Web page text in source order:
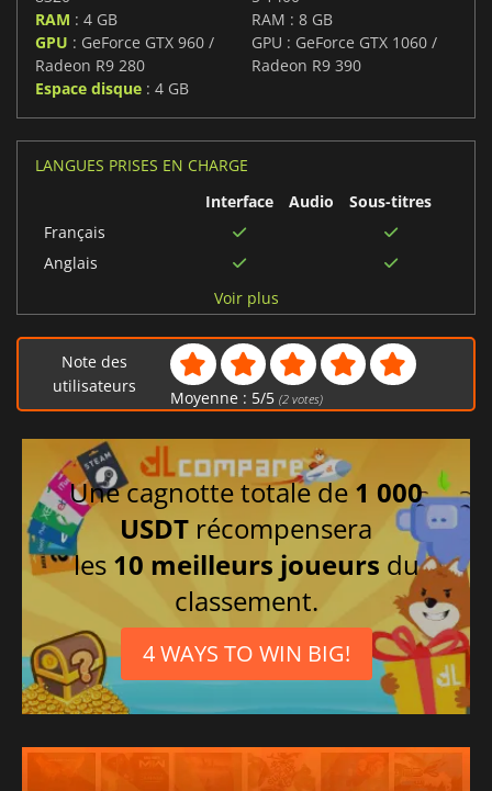
RAM : 4 GB
GPU : GeForce GTX 960 /
Radeon R9 280
Espace disque : 4 GB
RAM : 8 GB
GPU : GeForce GTX 1060 /
Radeon R9 390
LANGUES PRISES EN CHARGE
Interface
Audio
Sous-titres
Français
Anglais
Portugais brésilien
Thaïlandais
Vietnamien
Coréen
Portugais
Turc
Polonais
Allemand
Russe
Chinois simplifié
Japonais
Voir plus
Note des
utilisateurs
Moyenne : 5/5 (2votes)
Une cagnotte totale de 1 000
USDT récompensera
les 10 meilleurs joueurs du
classement.
4 WAYS TO WIN BIG!